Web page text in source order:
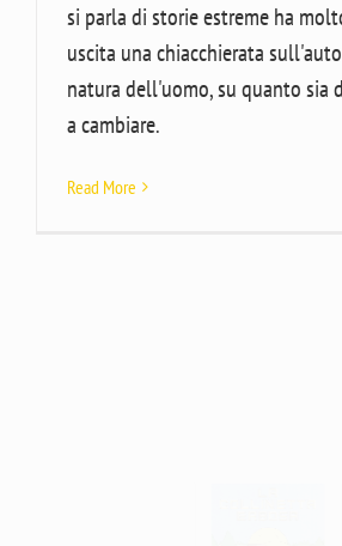
si parla di storie estreme ha
uscita una chiacchierata
natura dell'uomo, su quanto sia
a cambiare.
Read More